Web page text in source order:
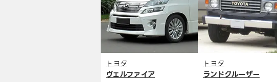
トヨタ
ヴェルファイア
トヨタ
ランドクルーザー